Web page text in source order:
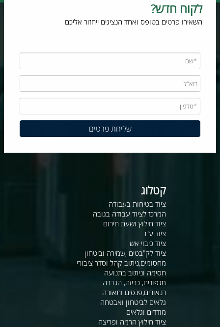
לקוח חדש?
השאירו פרטים בטופס ואחד הנציגים ייחזור אליכם
קטלוג
ציוד בטיחות בעבודה
המרכז לציוד עבודה בגובה
ציוד חילוץ ושעת חירום
ציוד ע"ר
ציוד כיבוי אש
ציוד לק"בטים ,שמירה וביטחון
מחסומים,ניתוב קהל וסדר ציבורי
חסימה וניתוב בתנועה
מגפונים, כריזה, הגברה
רנאורים,פנסים ותאורה
גלאים לביטחון ואבטחה
מודדים וגלאים
ציוד חילוץ הרמה ופריצה